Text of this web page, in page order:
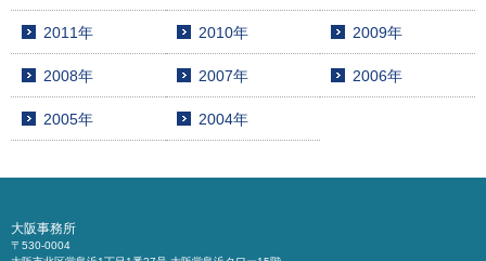
2011年 2010年 2009年
2008年 2007年 2006年
2005年 2004年
大阪事務所
〒530-0004